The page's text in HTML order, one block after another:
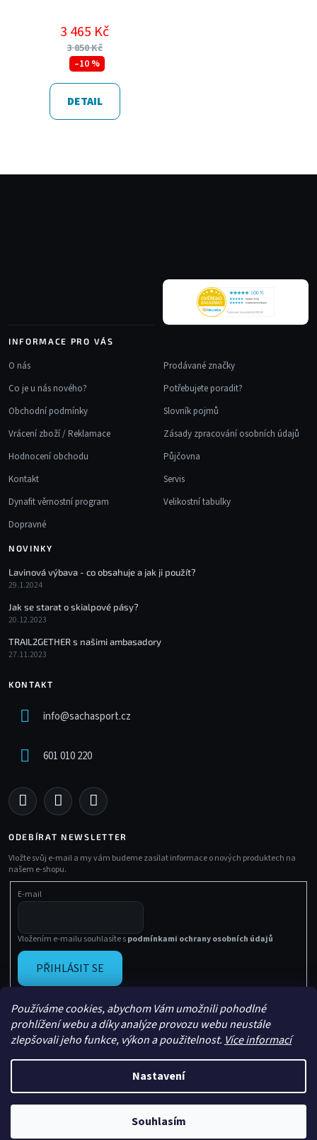
Používáme cookies, abychom Vám umožnili pohodlné
prohlížení webu a díky analýze provozu webu neustále
zlepšovali jeho funkce, výkon a použitelnost. Více informací
Nastavení
Souhlasím
3 465 Kč
3 850 Kč
–10 %
DETAIL
INFORMACE PRO VÁS
O nás
Co je u nás nového?
Obchodní podmínky
Vrácení zboží / Reklamace
Hodnocení obchodu
Kontakt
Dynafit věrnostní program
Dopravné
Prodávané značky
Potřebujete poradit?
Slovník pojmů
Zásady zpracování osobních údajů
Půjčovna
Servis
Velikostní tabulky
NOVINKY
Lavinová výbava - co obsahuje a jak ji použít?
29.1.2024
Jak se starat o skialpové pásy?
20.12.2023
TRAIL2GETHER s našimi ambasadory
27.11.2023
KONTAKT
info@sachasport.cz
601 010 220
ODEBÍRAT NEWSLETTER
Vložte svůj e-mail a my vám budeme zasílat informace o nových produktech na
našem e-shopu.
E-mail
Vložením e-mailu souhlasíte spodmínkami ochrany osobních údajů
PŘIHLÁSIT SE
Vytvořil Shoptet
Copyright 2026Sachasport. Všechna práva vyhrazena.